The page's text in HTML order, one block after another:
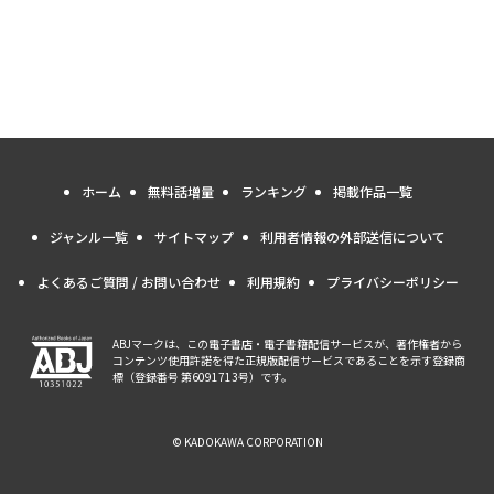
ホーム 無料話増量 ランキング 掲載作品一覧
ジャンル一覧 サイトマップ 利用者情報の外部送信について
よくあるご質問 / お問い合わせ 利用規約 プライバシーポリシー
ABJマークは、この電子書店・電子書籍配信サービスが、著作権者から
コンテンツ使用許諾を得た正規版配信サービスであることを示す登録商
標（登録番号 第6091713号）です。
© KADOKAWA CORPORATION